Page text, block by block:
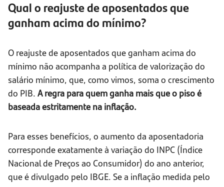
Qual o reajuste de aposentados que
ganham acima do mínimo?
O reajuste de aposentados que ganham acima do
mínimo não acompanha a política de valorização do
salário mínimo, que, como vimos, soma o crescimento
do PIB. A regra para quem ganha mais que o piso é
baseada estritamente na inflação.
Para esses benefícios, o aumento da aposentadoria
corresponde exatamente à variação do INPC (Índice
Nacional de Preços ao Consumidor) do ano anterior,
que é divulgado pelo IBGE. Se a inflação medida pelo